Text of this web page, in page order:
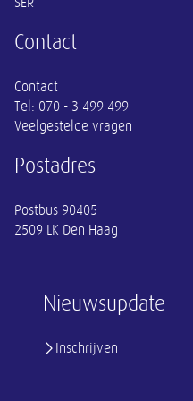
Nieuwsupdate
Inschrijven
Contact
Contact
Tel: 070 - 3 499 499
Veelgestelde vragen
Postadres
Postbus 90405
2509 LK Den Haag